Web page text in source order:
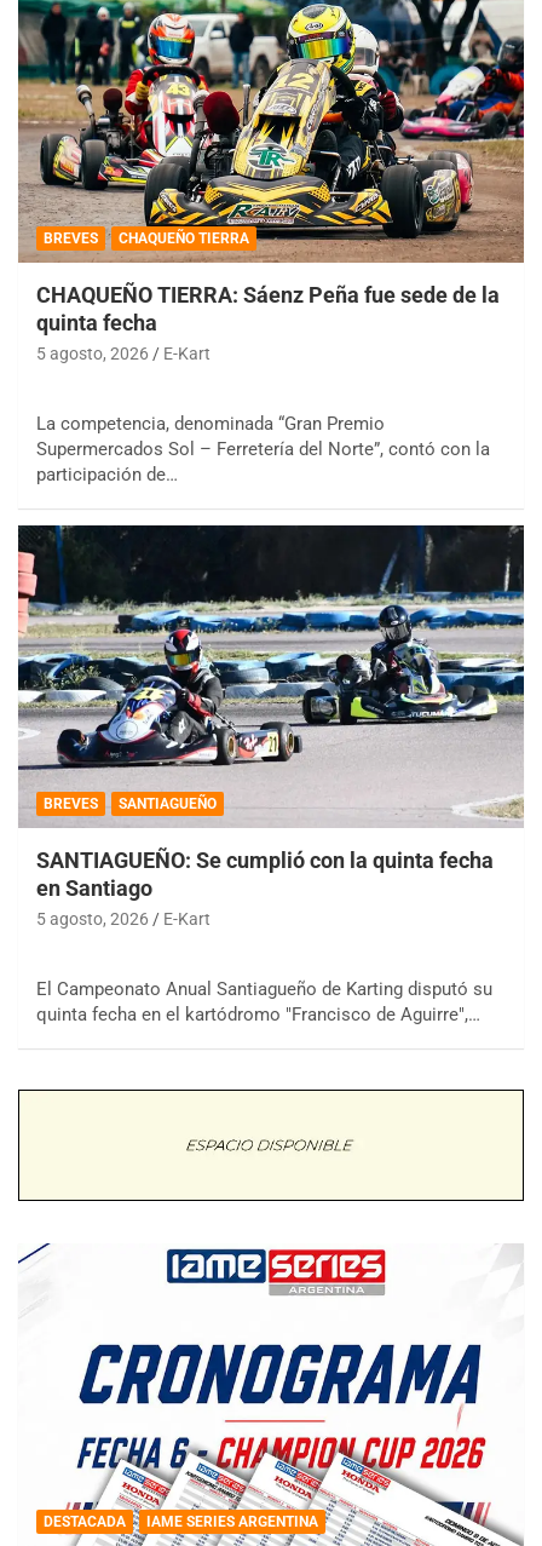
BREVES CHAQUEÑO TIERRA
CHAQUEÑO TIERRA: Sáenz Peña fue sede de la
quinta fecha
5 agosto, 2026 E-Kart
La competencia, denominada “Gran Premio
Supermercados Sol – Ferretería del Norte”, contó con la
participación de…
BREVES SANTIAGUEÑO
SANTIAGUEÑO: Se cumplió con la quinta fecha
en Santiago
5 agosto, 2026 E-Kart
El Campeonato Anual Santiagueño de Karting disputó su
quinta fecha en el kartódromo "Francisco de Aguirre",…
DESTACADA IAME SERIES ARGENTINA